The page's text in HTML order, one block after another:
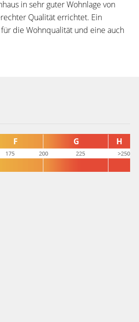
in sehr guter Wohnlage von
Qualität errichtet. Ein
die Wohnqualität und eine auch